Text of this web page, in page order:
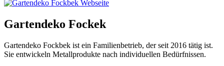
Gartendeko Fockek
Gartendeko Fockbek ist ein Familienbetrieb, der seit 2016 tätig ist.
Sie entwickeln Metallprodukte nach individuellen Bedürfnissen.